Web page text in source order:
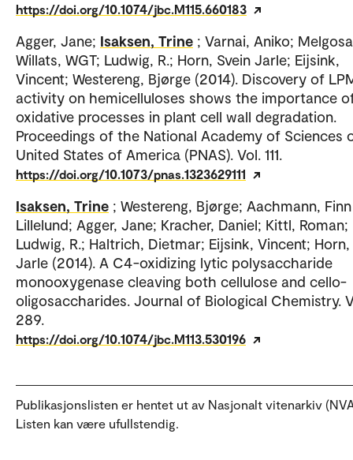
https://doi.org/10.1074/jbc.M115.660183
Agger, Jane; Isaksen, Trine ; Varnai, Aniko;
Willats, WGT; Ludwig, R.; Horn, Svein Jarle; Eijsink,
Vincent; Westereng, Bjørge (2014). Discovery of
activity on hemicelluloses shows the importance
oxidative processes in plant cell wall degradation.
Proceedings of the National Academy of Sciences
United States of America (PNAS). Vol. 111.
https://doi.org/10.1073/pnas.1323629111
Isaksen, Trine ; Westereng, Bjørge; Aachmann, Finn
Lillelund; Agger, Jane; Kracher, Daniel; Kittl, Roman;
Ludwig, R.; Haltrich, Dietmar; Eijsink, Vincent; Horn,
Jarle (2014). A C4-oxidizing lytic polysaccharide
monooxygenase cleaving both cellulose and cello-
oligosaccharides. Journal of Biological Chemistry.
289.
https://doi.org/10.1074/jbc.M113.530196
Publikasjonslisten er hentet ut av Nasjonalt vitenarkiv
Listen kan være ufullstendig.